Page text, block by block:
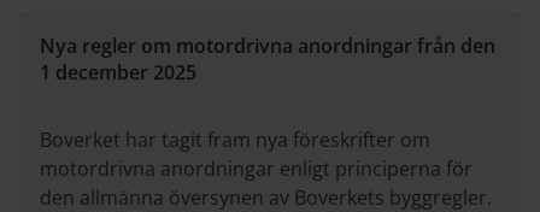
Nya regler om motordrivna anordningar från den
1 december 2025
Boverket har tagit fram nya föreskrifter om
motordrivna anordningar enligt principerna för
den allmänna översynen av Boverkets byggregler.